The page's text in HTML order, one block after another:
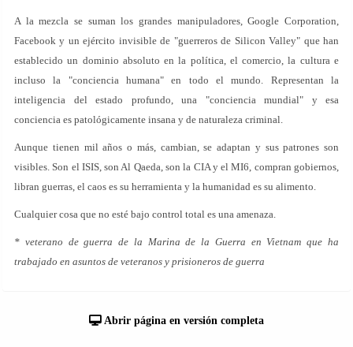
A la mezcla se suman los grandes manipuladores, Google Corporation,
Facebook y un ejército invisible de "guerreros de Silicon Valley" que han
establecido un dominio absoluto en la política, el comercio, la cultura e
incluso la "conciencia humana" en todo el mundo. Representan la
inteligencia del estado profundo, una "conciencia mundial" y esa
conciencia es patológicamente insana y de naturaleza criminal.
Aunque tienen mil años o más, cambian, se adaptan y sus patrones son
visibles. Son el ISIS, son Al Qaeda, son la CIA y el MI6, compran gobiernos,
libran guerras, el caos es su herramienta y la humanidad es su alimento.
Cualquier cosa que no esté bajo control total es una amenaza.
* veterano de guerra de la Marina de la Guerra en Vietnam que ha
trabajado en asuntos de veteranos y prisioneros de guerra
Abrir página en versión completa